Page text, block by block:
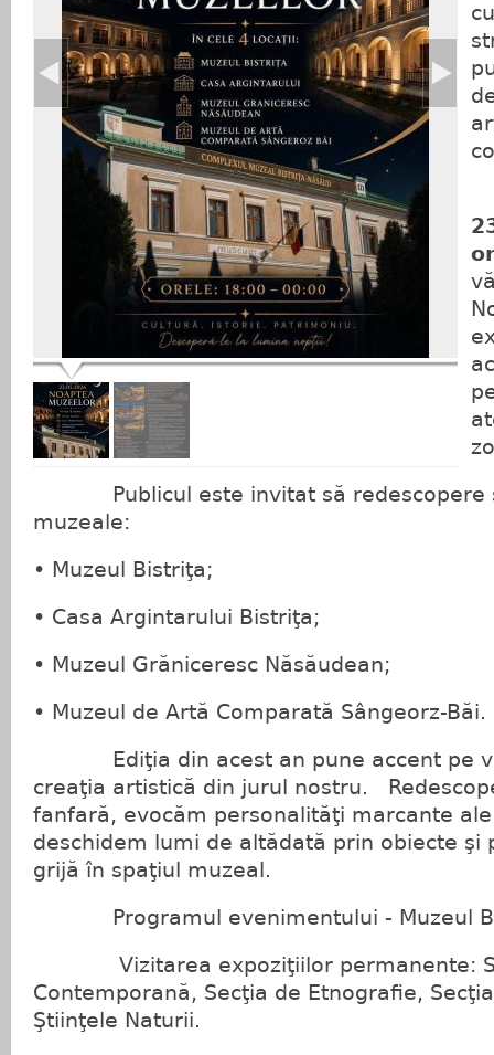
Publicul este invitat să redescopere
muzeale:
• Muzeul Bistriţa;
• Casa Argintarului Bistriţa;
• Muzeul Grăniceresc Năsăudean;
• Muzeul de Artă Comparată Sângeorz-Băi.
Ediţia din acest an pune accent pe
creaţia artistică din jurul nostru.
fanfară, evocăm personalităţi marcante
deschidem lumi de altădată prin obiecte şi
grijă în spaţiul muzeal.
Programul evenimentului - Muzeul
Vizitarea expoziţiilor permanente:
Contemporană, Secţia de Etnografie,
Ştiinţele Naturii.